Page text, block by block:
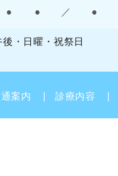
● ● ／ ●
・日曜・祝祭日
案内 診療内容